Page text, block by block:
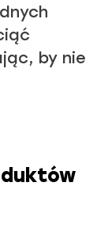
by nie